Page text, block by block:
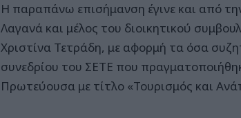
Η παραπάνω επισήμανση έγινε και από
Λαγανά και μέλος του διοικητικού
Χριστίνα Τετράδη, με αφορμή τα όσα
συνεδρίου του ΣΕΤΕ που
Πρωτεύουσα με τίτλο «Τουρισμός και